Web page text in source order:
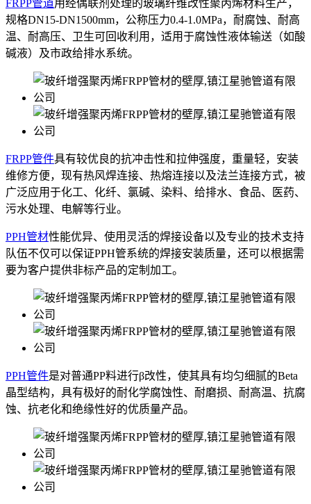
FRPP管道用经偶联剂处理的玻璃纤维改性聚丙烯材料生产，
规格DN15-DN1500mm，公称压力0.4-1.0MPa，耐腐蚀、耐高
温、耐高压、卫生可回收利用，适用于腐蚀性液体输送（如酸
碱液）及市政给排水系统。
FRPP管件具有较优良的抗冲击性和拉伸强度，重量轻，安装
维修方便，现有热风焊连接、热熔连接以及法兰连接方式，被
广泛应用于化工、化纤、氯碱、染料、给排水、食品、医药、
污水处理、电解等行业。
PPH管材性能优异、使用灵活的焊接设备以及专业的技术支持
队伍不仅可以保证PPH管系统的焊接安装质量，还可以根据需
要为客户提供非标产品的定制加工。
PPH管件是对普通PP料进行β改性，使其具有均匀细腻的Beta
晶型结构，具有极好的耐化学腐蚀性、耐磨损、耐高温、抗腐
蚀、抗老化和绝缘性好的优质量产品。